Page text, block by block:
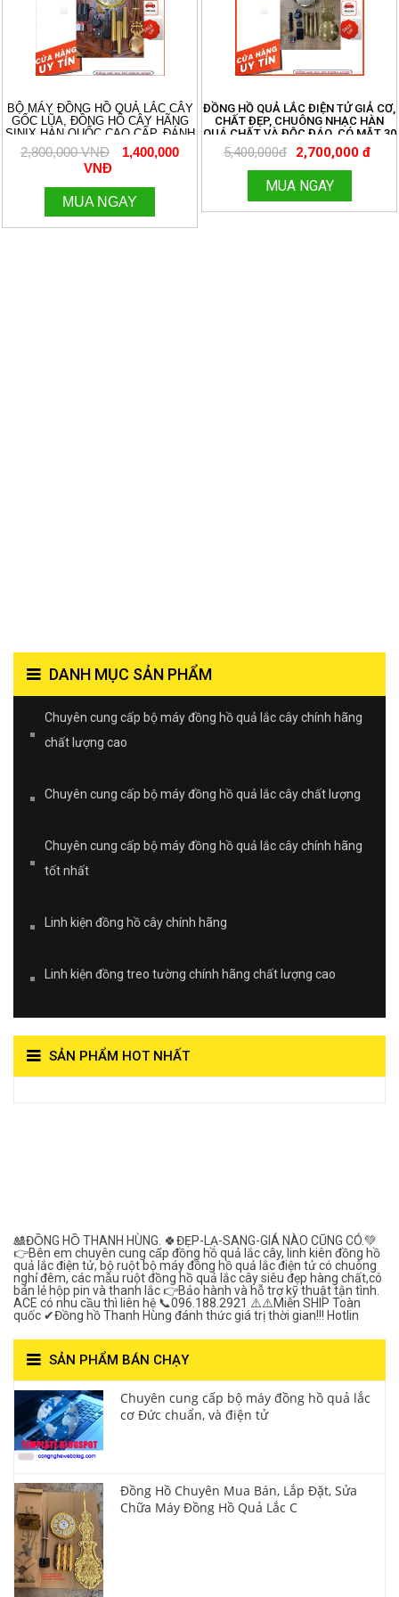
BỘ MÁY ĐỒNG HỒ QUẢ LẮC CÂY
GỐC LŨA, ĐỒNG HỒ CÂY HÃNG
SINIX HÀN QUỐC CAO CẤP, ĐÁNH
3 BẢN NHẠC CHUÔNG CỔ ĐIỂN
AVEMARIA, WESTMINTER, ĐIỂM
CHUÔNG. ÂM THANH DU DƯƠNG
CM. 096.188.2921
2,800,000 VNĐ
1,400,000
VNĐ
MUA NGAY
ĐỒNG HỒ QUẢ LẮC ĐIỆN TỬ GIẢ CƠ,
CHẤT ĐẸP, CHUÔNG NHẠC HÀN
QUÁ CHẤT VÀ ĐỘC ĐÁO. CÓ MẶT 30
VÀ 32 ĐỦ BỘ
5,400,000đ 2,700,000 đ
MUA NGAY
DANH MỤC SẢN PHẨM
Chuyên cung cấp bộ máy đồng hồ quả lắc cây chính hãng
chất lượng cao
Chuyên cung cấp bộ máy đồng hồ quả lắc cây chất lượng
Chuyên cung cấp bộ máy đồng hồ quả lắc cây chính hãng
tốt nhất
Linh kiện đồng hồ cây chính hãng
Linh kiện đồng treo tường chính hãng chất lượng cao
SẢN PHẨM HOT NHẤT
🎎ĐỒNG HỒ THANH HÙNG. 🍀ĐẸP-LẠ-SANG-GIÁ NÀO CŨNG CÓ.💚
👉Bên em chuyên cung cấp đồng hồ quả lắc cây, linh kiên đồng hồ
quả lắc điện tử, bộ ruột bộ máy đồng hồ quả lắc điện tử có chuông
nghỉ đêm, các mẫu ruột đồng hồ quả lắc cây siêu đẹp hàng chất,có
bán lẻ hộp pin và thanh lắc 👉Bảo hành và hỗ trợ kỹ thuật tận tình.
ACE có nhu cầu thì liên hệ 📞096.188.2921 ⚠️⚠️Miễn SHIP Toàn
quốc ✔Đồng hồ Thanh Hùng đánh thức giá trị thời gian!!! Hotlin
SẢN PHẨM BÁN CHẠY
Chuyên cung cấp bộ máy đồng hồ quả lắc
cơ Đức chuẩn, và điện tử
Đồng Hồ Chuyên Mua Bán, Lắp Đặt, Sửa
Chữa Máy Đồng Hồ Quả Lắc C